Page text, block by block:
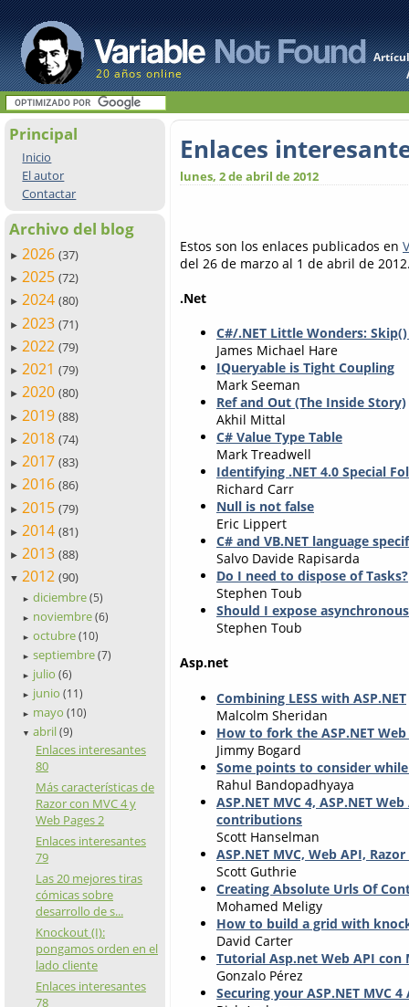
20 años online
Principal
Inicio
El autor
Contactar
Archivo del blog
► 2026 (37)
► 2025 (72)
► 2024 (80)
► 2023 (71)
► 2022 (79)
► 2021 (79)
► 2020 (80)
► 2019 (88)
► 2018 (74)
► 2017 (83)
► 2016 (86)
► 2015 (79)
► 2014 (81)
► 2013 (88)
▼ 2012 (90)
► diciembre (5)
► noviembre (6)
► octubre (10)
► septiembre (7)
► julio (6)
► junio (11)
► mayo (10)
▼ abril (9)
Enlaces interesantes
80
Más características de
Razor con MVC 4 y
Web Pages 2
Enlaces interesantes
79
Las 20 mejores tiras
cómicas sobre
desarrollo de s...
Knockout (I):
pongamos orden en el
lado cliente
Enlaces interesantes
78
Enlaces
lunes, 2 de abril de 2012
Estos son los enlaces publicados en
del 26 de marzo al 1 de abril de
.Net
C#/.NET Little Wonders:
James Michael Hare
IQueryable is Tight Coupling
Mark Seeman
Ref and Out (The Inside Story)
Akhil Mittal
C# Value Type Table
Mark Treadwell
Identifying .NET 4.0 Special
Richard Carr
Null is not false
Eric Lippert
C# and VB.NET language
Salvo Davide Rapisarda
Do I need to dispose of Tasks?
Stephen Toub
Should I expose
Stephen Toub
Asp.net
Combining LESS with ASP.NET
Malcolm Sheridan
How to fork the ASP.NET
Jimmy Bogard
Some points to consider
Rahul Bandopadhyaya
ASP.NET MVC 4, ASP.NET
contributions
Scott Hanselman
ASP.NET MVC, Web API,
Scott Guthrie
Creating Absolute Urls Of
Mohamed Meligy
How to build a grid with
David Carter
Tutorial Asp.net Web API con
Gonzalo Pérez
Securing your ASP.NET